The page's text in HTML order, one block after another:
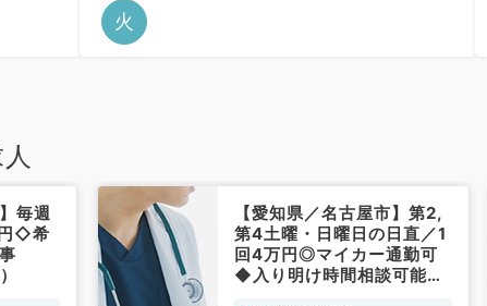
火
毎週
◇希
【愛知県／名古屋市】第2,
第4土曜・日曜日の日直／1
回4万円◎マイカー通勤可
◆入り明け時間相談可能で